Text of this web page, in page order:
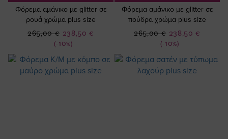
Φόρεμα αμάνικο με glitter σε
ρουά χρώμα plus size
(-10%)
Ειδική
Τιμή
238,50 €
265,00 €
Φόρεμα αμάνικο με glitter σε
πούδρα χρώμα plus size
(-10%)
Ειδική
Τιμή
238,50 €
265,00 €